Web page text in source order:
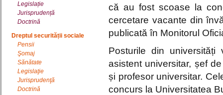
că au fost scoase la
cercetare vacante din
publicată în Monitorul
Posturile din
asistent universitar, șef
și profesor universitar.
concurs la Universitatea
Legislație
Jurisprudență
Doctrină
Dreptul securității sociale
Pensii
Şomaj
Sănătate
Legislaţie
Jurisprudenţă
Doctrină